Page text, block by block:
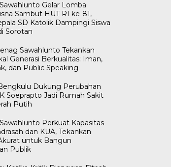
Gelar Lomba
Sambut HUT RI ke-81,
SD Katolik Dampingi Siswa
Sorotan
Sawahlunto Tekankan
Generasi Berkualitas: Iman,
dan Public Speaking
Dukung Perubahan
Soeprapto Jadi Rumah Sakit
Putih
Perkuat Kapasitas
dan KUA, Tekankan
untuk Bangun
Publik